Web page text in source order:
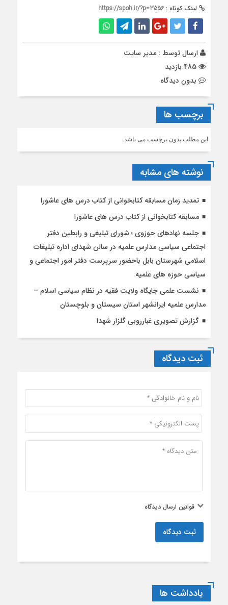
لینک کوتاه : https://spoh.ir/?p=3556
ارسال توسط : مدیر سایت
بدون دیدگاه
برچسب ها
این مطلب بدون برچسب می باشد.
نوشته های مشابه
تمدید زمان مسابقه کتابخوانی از کتاب درس های عاشورا
مسابقه کتابخوانی از کتاب درس های عاشورا
جلسه نهادهای حوزوی ؛ شورای تبلیغی و رابطین دفتر
اجتماعی سیاسی مدارس علمیه در سالن شهدای اداره تبلیغات
اسلامی شهرستان بابل باحضور سرپرست دفتر امور اجتماعی و
سیاسی حوزه های علمیه
نشست علمی جایگاه ولایت فقیه در نظام سیاسی اسلام –
مدارس علمیه ایرانشهر استان سیستان و بلوچستان
گزارش تصویری غبارروبی گلزار شهدا
ثبت دیدگاه
قوانین ارسال دیدگاه
ثبت دیدگاه
یادداشت ها